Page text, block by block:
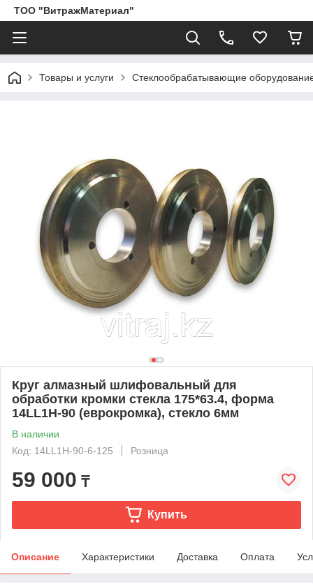
ТОО "ВитражМатериал"
Товары и услуги Стеклообрабатывающие
Круг алмазный шлифовальный для
обработки кромки стекла 175*63.4, форма
14LL1H-90 (еврокромка), стекло 6мм
В наличии
Код: 14LL1H-90-6-125
Розница
59 000 ₸
Купить
Описание Характеристики Доставка Оплата